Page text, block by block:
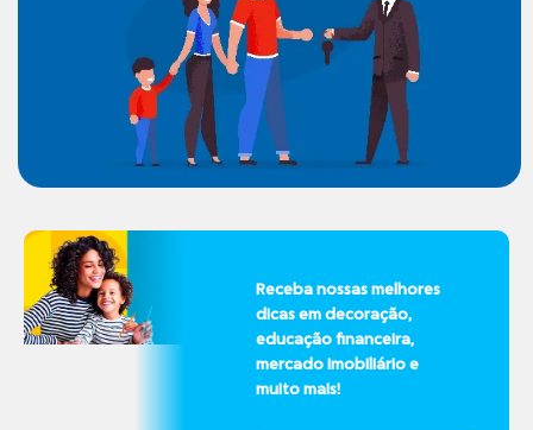
Receba nossas melhores
dicas em decoração,
educação financeira,
mercado imobiliário e
muito mais!